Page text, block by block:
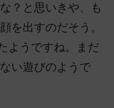
？と思いきや、も
を出すのだそう。
ようですね。まだ
い遊びのようで